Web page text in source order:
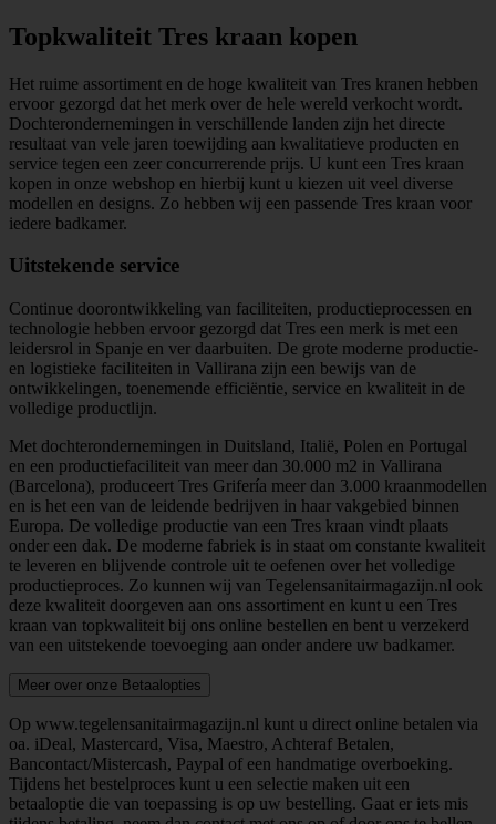
Topkwaliteit Tres kraan kopen
Het ruime assortiment en de hoge kwaliteit van Tres kranen hebben
ervoor gezorgd dat het merk over de hele wereld verkocht wordt.
Dochterondernemingen in verschillende landen zijn het directe
resultaat van vele jaren toewijding aan kwalitatieve producten en
service tegen een zeer concurrerende prijs. U kunt een Tres kraan
kopen in onze webshop en hierbij kunt u kiezen uit veel diverse
modellen en designs. Zo hebben wij een passende Tres kraan voor
iedere badkamer.
Uitstekende service
Continue doorontwikkeling van faciliteiten, productieprocessen en
technologie hebben ervoor gezorgd dat Tres een merk is met een
leidersrol in Spanje en ver daarbuiten. De grote moderne productie-
en logistieke faciliteiten in Vallirana zijn een bewijs van de
ontwikkelingen, toenemende efficiëntie, service en kwaliteit in de
volledige productlijn.
Met dochterondernemingen in Duitsland, Italië, Polen en Portugal
en een productiefaciliteit van meer dan 30.000 m2 in Vallirana
(Barcelona), produceert Tres Grifería meer dan 3.000 kraanmodellen
en is het een van de leidende bedrijven in haar vakgebied binnen
Europa. De volledige productie van een Tres kraan vindt plaats
onder een dak. De moderne fabriek is in staat om constante kwaliteit
te leveren en blijvende controle uit te oefenen over het volledige
productieproces. Zo kunnen wij van Tegelensanitairmagazijn.nl ook
deze kwaliteit doorgeven aan ons assortiment en kunt u een Tres
kraan van topkwaliteit bij ons online bestellen en bent u verzekerd
van een uitstekende toevoeging aan onder andere uw badkamer.
Meer over onze Betaalopties
Op www.tegelensanitairmagazijn.nl kunt u direct online betalen via
oa. iDeal, Mastercard, Visa, Maestro, Achteraf Betalen,
Bancontact/Mistercash, Paypal of een handmatige overboeking.
Tijdens het bestelproces kunt u een selectie maken uit een
betaaloptie die van toepassing is op uw bestelling. Gaat er iets mis